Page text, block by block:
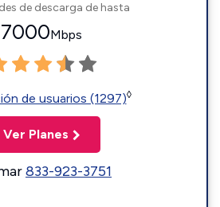
de descarga de hasta
7000Mbps
de usuarios (1297)◊
Ver Planes
833-923-3751